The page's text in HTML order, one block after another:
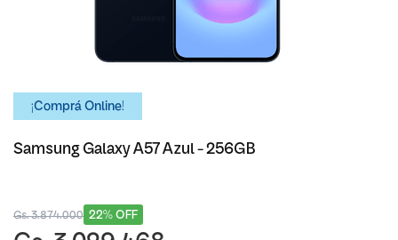
¡Comprá Online!
Samsung Galaxy A57 Azul - 256GB
22% OFF
Gs. 3.874.000